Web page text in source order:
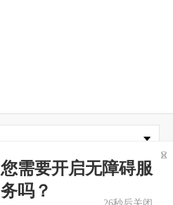
您需要开启无障碍服
务吗？
26秒后关闭
